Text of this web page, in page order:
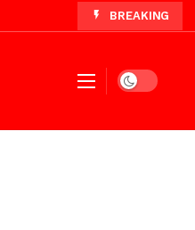
BREAKING
Dark mode